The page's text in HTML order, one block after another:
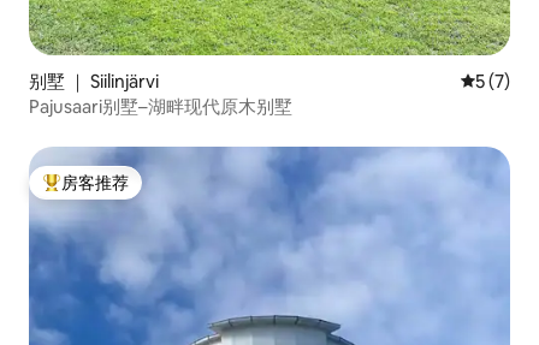
别墅 ｜ Siilinjärvi 平均评分
5 (7)
Pajusaari别墅–湖畔现代原木别墅
热门「房客推荐」
房客推荐